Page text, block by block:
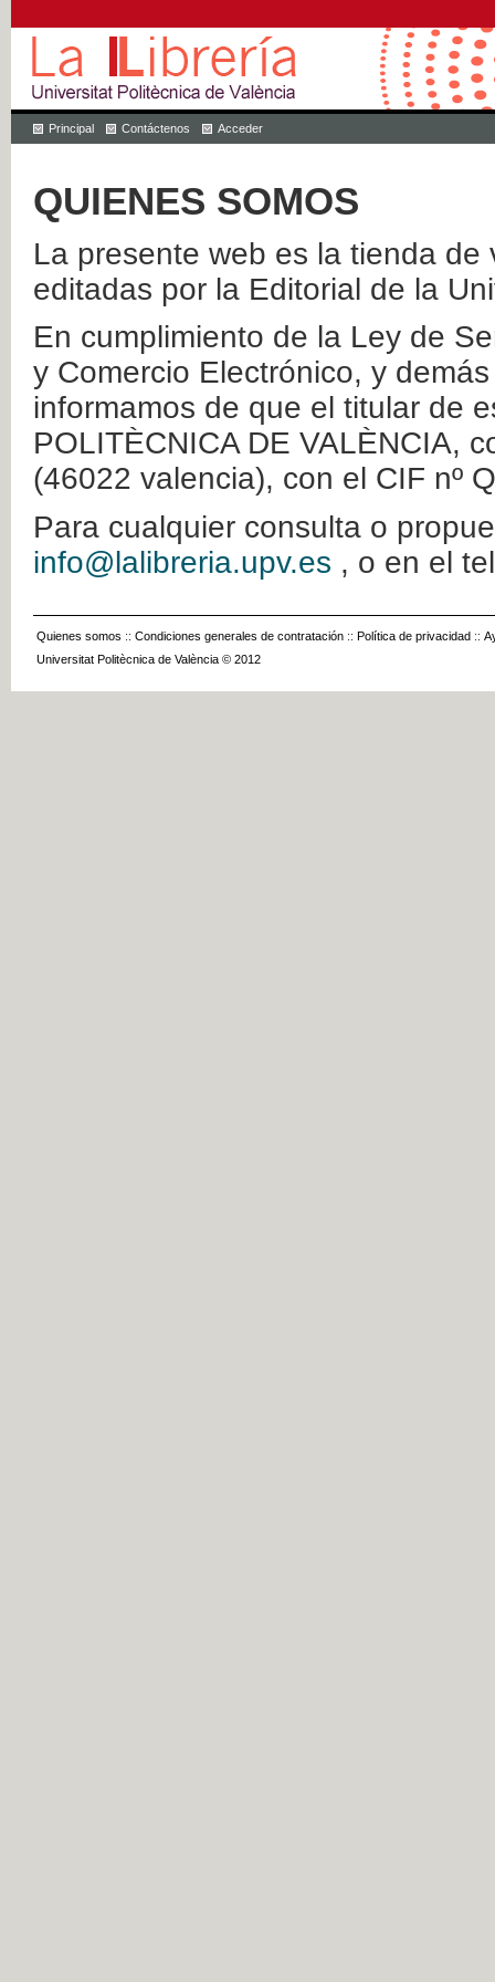
Principal Contáctenos Acceder
QUIENES SOMOS
La presente web es la tienda
editadas por la Editorial de la
En cumplimiento de la Ley de
y Comercio Electrónico, y
informamos de que el titular de
POLITÈCNICA DE VALÈNCIA,
(46022 valencia), con el CIF nº
Para cualquier consulta o
info@lalibreria.upv.es , o en el
Quienes somos :: Condiciones generales de contratación :: Política de privacidad ::
Universitat Politècnica de València © 2012